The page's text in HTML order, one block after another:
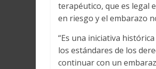
terapéutico, que es legal
en riesgo y el embarazo
“Es una iniciativa
los estándares de los
continuar con un